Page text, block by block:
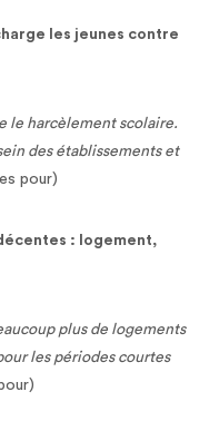
les jeunes contre
le harcèlement scolaire.
des établissements et
pour)
: logement,
plus de logements
les périodes courtes